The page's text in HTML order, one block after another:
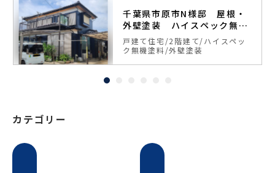
千葉県市原市N様邸 屋根・
外壁塗装 ハイスペック無機
塗料
戸建て住宅 2階建て ハイスペッ
ク無機塗料 外壁塗装
カテゴリー